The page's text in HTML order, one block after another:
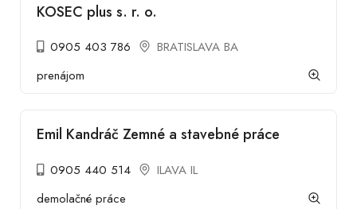
KOSEC plus s. r. o.
0905 403 786
BRATISLAVA BA
prenájom
Emil Kandráč Zemné a stavebné práce
0905 440 514
ILAVA IL
demolačné práce